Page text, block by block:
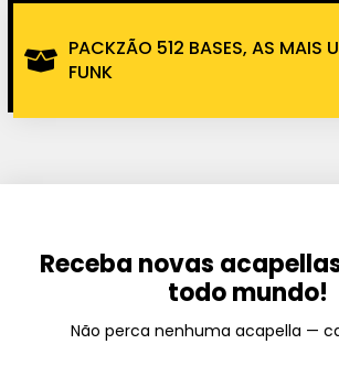
PACKZÃO 512 BASES, AS MAIS
FUNK
Receba novas
todo mundo!
Não perca nenhuma acapella —